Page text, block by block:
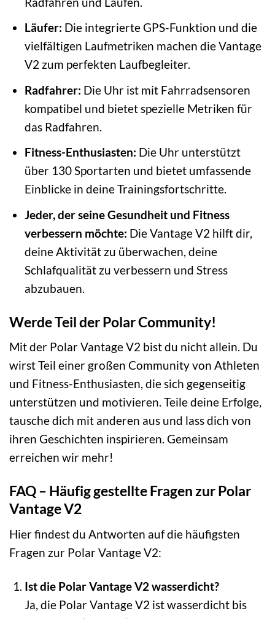
Läufer: Die integrierte GPS-Funktion und die
vielfältigen Laufmetriken machen die Vantage
V2 zum perfekten Laufbegleiter.
Radfahrer: Die Uhr ist mit Fahrradsensoren
kompatibel und bietet spezielle Metriken für
das Radfahren.
Fitness-Enthusiasten: Die Uhr unterstützt
über 130 Sportarten und bietet umfassende
Einblicke in deine Trainingsfortschritte.
Jeder, der seine Gesundheit und Fitness
verbessern möchte: Die Vantage V2 hilft dir,
deine Aktivität zu überwachen, deine
Schlafqualität zu verbessern und Stress
abzubauen.
Werde Teil der Polar Community!
Mit der Polar Vantage V2 bist du nicht allein. Du
wirst Teil einer großen Community von Athleten
und Fitness-Enthusiasten, die sich gegenseitig
unterstützen und motivieren. Teile deine Erfolge,
tausche dich mit anderen aus und lass dich von
ihren Geschichten inspirieren. Gemeinsam
erreichen wir mehr!
FAQ – Häufig gestellte Fragen zur Polar
Vantage V2
Hier findest du Antworten auf die häufigsten
Fragen zur Polar Vantage V2:
Ist die Polar Vantage V2 wasserdicht?
Ja, die Polar Vantage V2 ist wasserdicht bis